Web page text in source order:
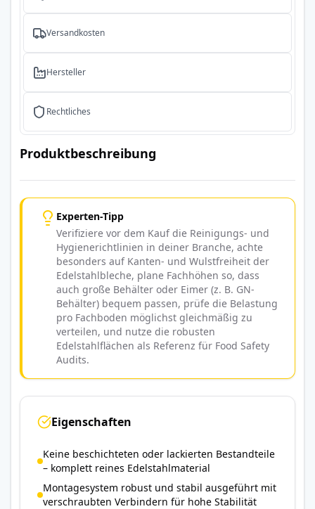
Versandkosten
Hersteller
Rechtliches
Produktbeschreibung
Experten-Tipp
Verifiziere vor dem Kauf die Reinigungs- und
Hygienerichtlinien in deiner Branche, achte
besonders auf Kanten- und Wulstfreiheit der
Edelstahlbleche, plane Fachhöhen so, dass
auch große Behälter oder Eimer (z. B. GN-
Behälter) bequem passen, prüfe die Belastung
pro Fachboden möglichst gleichmäßig zu
verteilen, und nutze die robusten
Edelstahlflächen als Referenz für Food Safety
Audits.
Eigenschaften
Keine beschichteten oder lackierten Bestandteile
– komplett reines Edelstahlmaterial
Montagesystem robust und stabil ausgeführt mit
verschraubten Verbindern für hohe Stabilität